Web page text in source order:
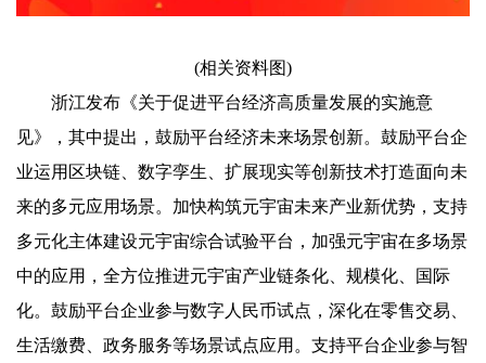
(相关资料图)
浙江发布《关于促进平台经济高质量发展的实施意
见》，其中提出，鼓励平台经济未来场景创新。鼓励平台企
业运用区块链、数字孪生、扩展现实等创新技术打造面向未
来的多元应用场景。加快构筑元宇宙未来产业新优势，支持
多元化主体建设元宇宙综合试验平台，加强元宇宙在多场景
中的应用，全方位推进元宇宙产业链条化、规模化、国际
化。鼓励平台企业参与数字人民币试点，深化在零售交易、
生活缴费、政务服务等场景试点应用。支持平台企业参与智